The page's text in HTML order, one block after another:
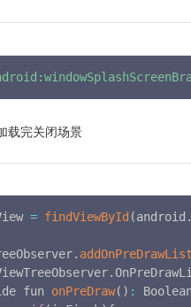
载完关闭场景
= findViewById (android .
.
.
fun
onPreDraw( ) :